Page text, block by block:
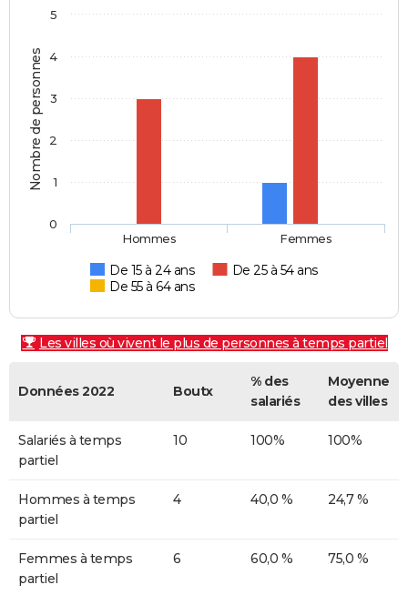
Nombre de personnes
De 15 à 24 ans
De 25 à 54 ans
De 55 à 64 ans
Hommes Femmes
0
1
2
3
4
5
Les villes où vivent le plus de personnes à temps partiel
Données 2022 Boutx
% des
salariés
Moyenne
des villes
Salariés à temps
partiel
10 100% 100%
Hommes à temps
partiel
4 40,0 % 24,7 %
Femmes à temps
partiel
6 60,0 % 75,0 %